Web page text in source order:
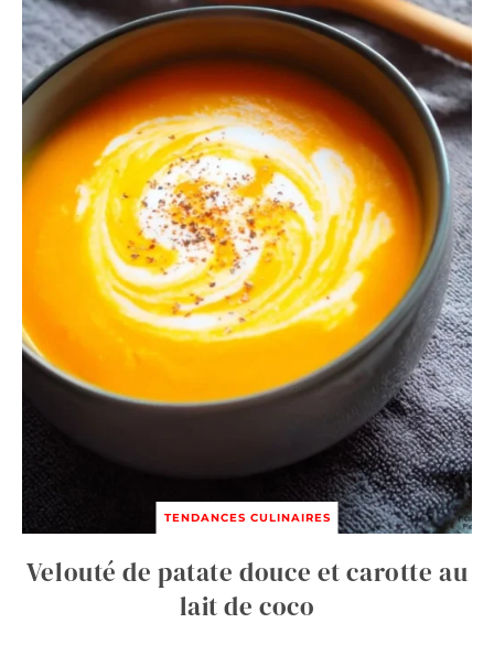
TENDANCES CULINAIRES
Velouté de patate douce et carotte au
lait de coco